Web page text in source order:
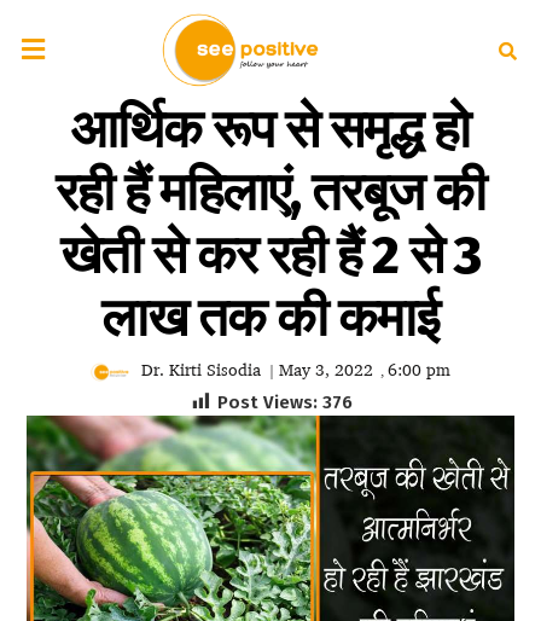
आर्थिक रूप से समृद्ध हो
रही हैं महिलाएं, तरबूज की
खेती से कर रही हैं 2 से 3
लाख तक की कमाई
Dr. Kirti Sisodia | May 3, 2022 , 6:00 pm
Post Views: 376